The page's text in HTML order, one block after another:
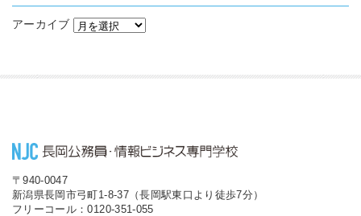
アーカイブ
〒940-0047
新潟県長岡市弓町1-8-37（長岡駅東口より徒歩7分）
フリーコール：0120-351-055